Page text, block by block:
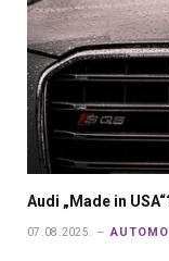
Audi „Made in
07.08.2025.